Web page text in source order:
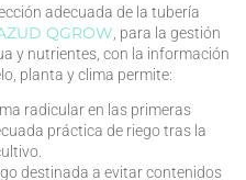
adecuada de la tubería
QGROW, para la gestión
y nutrientes, con la información
planta y clima permite:
radicular en las primeras
práctica de riego tras la
destinada a evitar contenidos